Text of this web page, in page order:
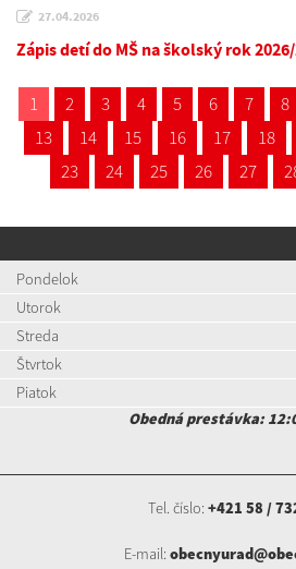
27.04.2026
Zápis detí do MŠ na školský rok
1 2 3 4 5 6 7 8
13
14 15 16 17 18
23
24 25 26 27
Pondelok
Utorok
Streda
Štvrtok
Piatok
Obedná prestávka:
Tel. číslo: +421 58 /
E-mail: